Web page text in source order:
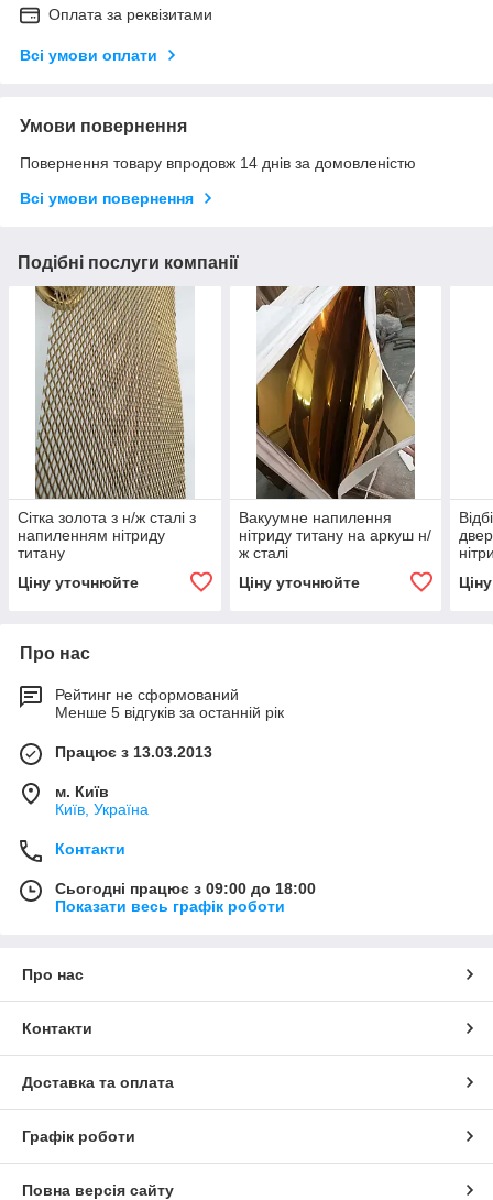
Оплата за реквізитами
Всі умови оплати
Умови повернення
Повернення товару впродовж 14 днів за домовленістю
Всі умови повернення
Подібні послуги компанії
Сітка золота з н/ж сталі з
напиленням нітриду
титану
Ціну уточнюйте
Вакуумне напилення
нітриду титану на аркуш н/
ж сталі
Ціну уточнюйте
Про нас
Рейтинг не сформований
Менше 5 відгуків за останній рік
Працює з 13.03.2013
м. Київ
Київ, Україна
Контакти
Сьогодні працює з 09:00 до 18:00
Показати весь графік роботи
Про нас
Контакти
Доставка та оплата
Графік роботи
Повна версія сайту